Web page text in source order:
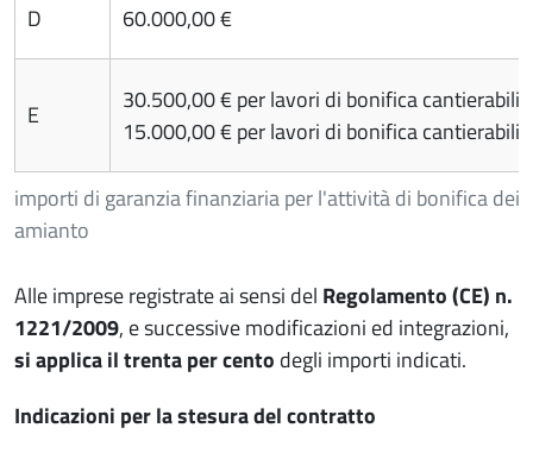
importi di garanzia finanziaria per l'attività di bonifica dei
amianto
D 60.000,00 €
E
30.500,00 € per lavori di bonifica cantierabili
15.000,00 € per lavori di bonifica cantierabili
Alle imprese registrate ai sensi del Regolamento (CE) n.
1221/2009, e successive modificazioni ed integrazioni,
si applica il trenta per cento degli importi indicati.
Indicazioni per la stesura del contratto